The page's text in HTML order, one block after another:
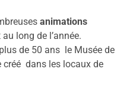
animations
long de l’année.
de 50 ans le Musée de
créé dans les locaux de